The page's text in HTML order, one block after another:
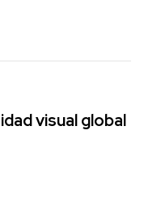
visual global